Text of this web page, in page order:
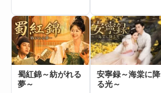
蜀紅錦～紡がれる
夢～
安寧録～海棠に降
る光～